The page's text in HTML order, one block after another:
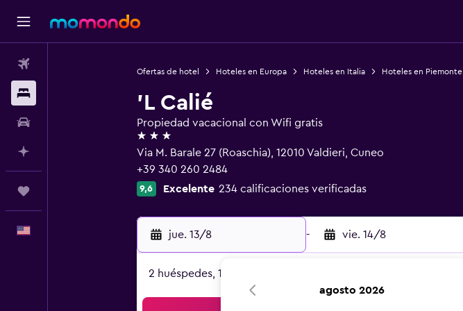
Ofertas de hotel Hoteles en Europa Hoteles en Italia Hoteles en Piemonte
'L Calié
Propiedad vacacional con Wifi gratis
3 estrellas
Via M. Barale 27 (Roaschia), 12010 Valdieri, Cuneo
+39 340 260 2484
9,6 Excelente 234 calificaciones verificadas
jue. 13/8 - vie. 14/8
2 huéspedes, 1 habitación
agosto 2026